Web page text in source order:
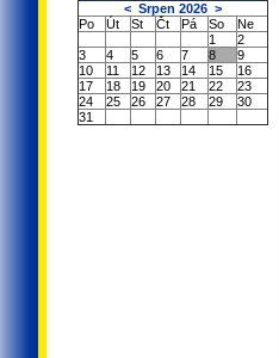
< Srpen 2026 >
Po
Út St Čt Pá So
Ne
1
2
3
4 5 6 7 8
9
10
11 12 13 14 15
16
17
18 19 20 21 22
23
24
25 26 27 28 29
30
31